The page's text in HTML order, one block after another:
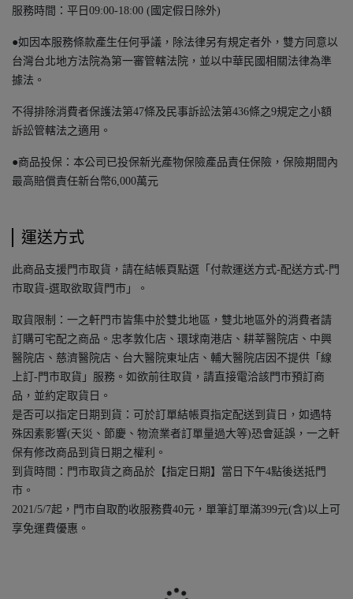
服務時間：平日09:00-18:00 (國定假日除外)
●如因本服務條款產生任何爭議，除法律另有規定者外，雙方同意以
台灣台北地方法院為第一審管轄法院，並以中華民國相關法律為準
據法。
不得排除消費者保護法第47條及民事訴訟法第436條之9規定之小額
訴訟管轄法之適用。
●商品投保：本公司已投保新光產物保險產品責任保險，保險期間內
最高賠償責任新台幣6,000萬元
運送方式
此商品支援門市取貨，請在結帳頁點選「付款運送方式-配送方式-門
市取貨-選取欲取貨門市」。
取貨限制：一之軒門市皆集中於雙北地區，雙北地區外的消費者請
訂購可宅配之商品。忠孝敦化店、環球南港店、耕莘醫院店、中興
醫院店、慈濟醫院店、台大醫院東址店、輔大醫院店因不提供「線
上訂-門市取貨」服務。如欲前往取貨，請直接電洽該門市預訂商
品，並約定取貨日。
是否可以指定日期到貨：可於訂單結帳頁指定配送到貨日，如遇特
殊因素影響(天災、節慶、物流業者訂單量過大等)恐會延誤，一之軒
保有修改商品到貨日期之權利。
到貨時間：門市取貨之商品於【指定日期】當日下午4點後送抵門
市。
2021/5/7起，門市自取酌收服務費40元，單筆訂單滿399元(含)以上可
享免運費優惠。